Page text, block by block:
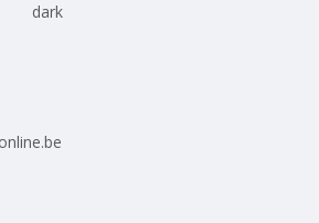
dark